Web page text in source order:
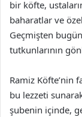
bir köfte,
baharatlar ve
Geçmişten
tutkunlarının
Ramiz Köfte’nin
bu lezzeti
şubenin içinde,